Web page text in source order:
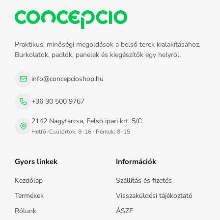
Praktikus, minőségi megoldások a belső terek kialakításához.
Burkolatok, padlók, panelek és kiegészítők egy helyről.
info@concepcioshop.hu
+36 30 500 9767
2142 Nagytarcsa, Felső ipari krt. 5/C
Hétfő–Csütörtök: 8–16 · Péntek: 8–15
Gyors linkek
Kezdőlap
Termékek
Rólunk
Információk
Szállítás és fizetés
Visszaküldési tájékoztató
ÁSZF